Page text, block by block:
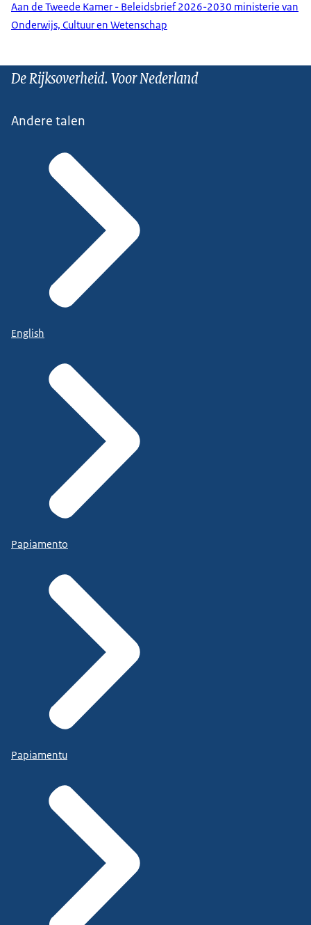
Aan de Tweede Kamer - Beleidsbrief 2026-2030 ministerie van
Onderwijs, Cultuur en Wetenschap
De Rijksoverheid. Voor Nederland
Andere talen
English
Papiamento
Papiamentu